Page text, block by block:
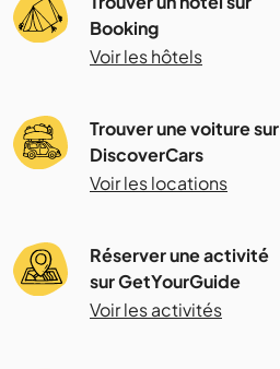
Booking
Voir les hôtels
Trouver une voiture sur
DiscoverCars
Voir les locations
Réserver une activité
sur GetYourGuide
Voir les activités